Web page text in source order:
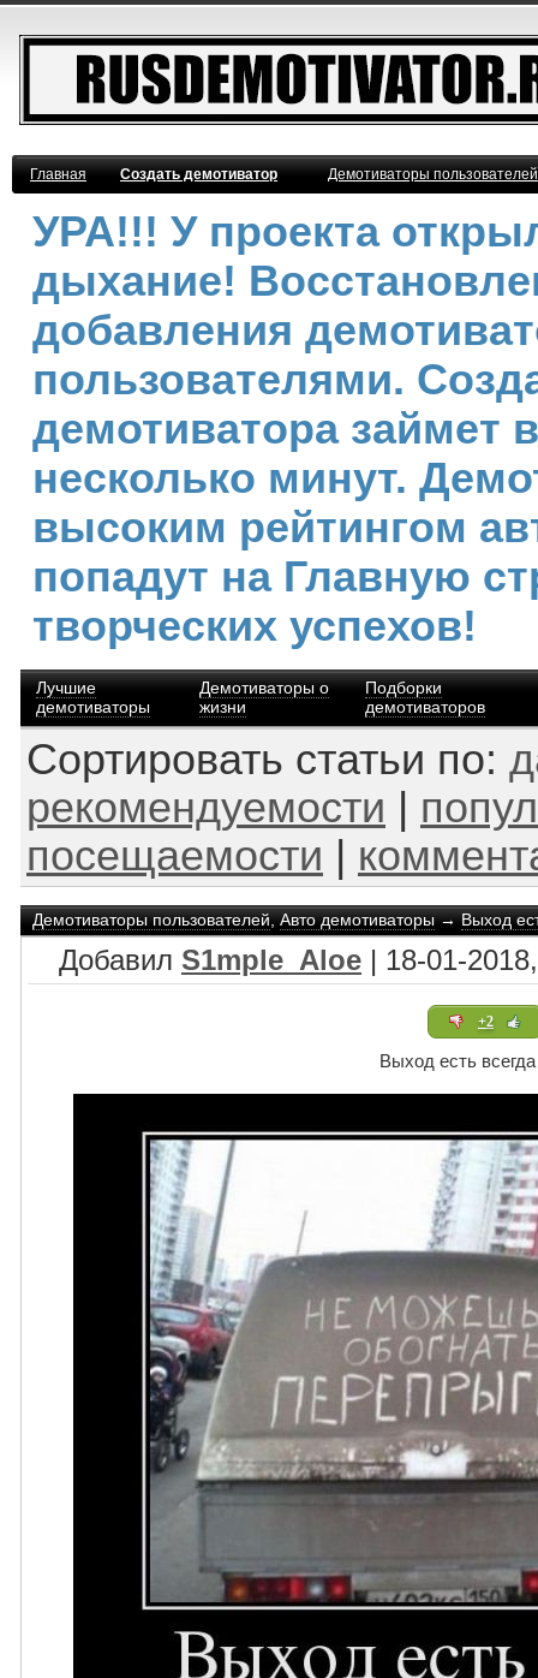
Главная Создать демотиватор Демотиваторы
УРА!!! У проекта
дыхание!
добавления
пользователями.
демотиватора займет
несколько минут.
высоким рейтингом
попадут на Главную
творческих успехов!
Лучшие
демотиваторы
Демотиваторы о
жизни
Подборки
демотиваторов
Сортировать статьи по:
рекомендуемости
посещаемости
Демотиваторы пользователей,Авто демотиваторы→Выход
Добавил S1mple_Aloe | 18-01-
+2
Выход есть всегда